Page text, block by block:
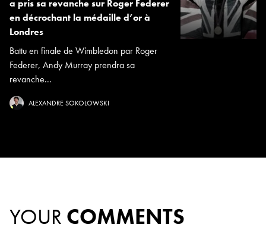
a pris sa revanche sur Roger Federer
en décrochant la médaille d’or à
Londres
Battu en finale de Wimbledon par Roger
Federer, Andy Murray prendra sa
revanche...
ALEXANDRE SOKOLOWSKI
YOUR COMMENTS